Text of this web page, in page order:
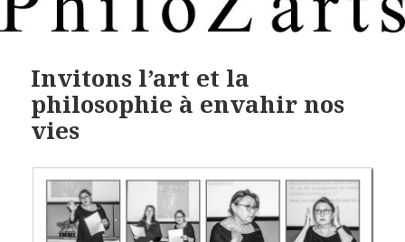
Invitons l’art et la
philosophie à envahir nos
vies